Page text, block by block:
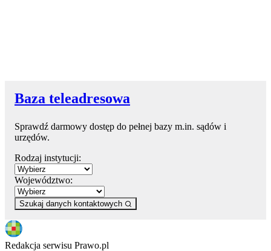
Baza teleadresowa
Sprawdź darmowy dostęp do pełnej bazy m.in. sądów i
urzędów.
Rodzaj instytucji:
Województwo:
Szukaj danych kontaktowych
Redakcja serwisu Prawo.pl